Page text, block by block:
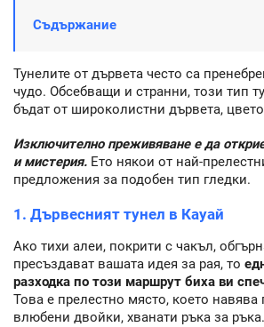
Съдържание
Тунелите от дървета често са
чудо. Обсебващи и странни, този тип
бъдат от широколистни дървета,
Изключително преживяване е да
и мистерия. Ето някои от най-
предложения за подобен тип гледки.
1. Дървесният тунел в Кауай
Ако тихи алеи, покрити с чакъл,
пресъздават вашата идея за рая, то
разходка по този маршрут биха ви
Това е прелестно място, което навява
влюбени двойки, хванати ръка за ръка.